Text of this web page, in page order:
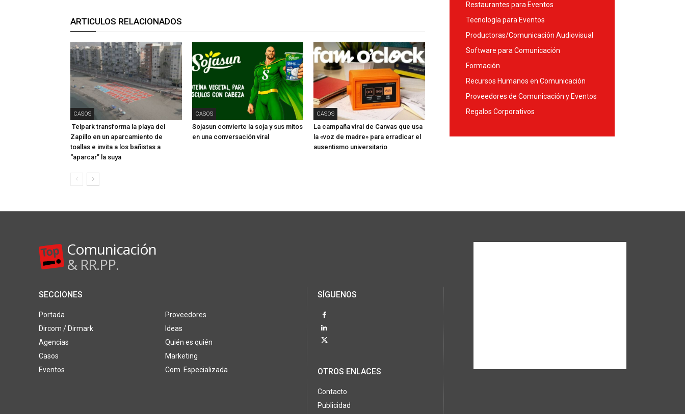
ARTICULOS RELACIONADOS
CASOS
Telpark transforma la playa del
Zapillo en un aparcamiento de
toallas e invita a los bañistas a
“aparcar” la suya
CASOS
Sojasun convierte la soja y sus mitos
en una conversación viral
CASOS
La campaña viral de Canvas que usa
la «voz de madre» para erradicar el
ausentismo universitario
Restaurantes para Eventos
Tecnología para Eventos
Productoras/Comunicación Audiovisual
Software para Comunicación
Formación
Recursos Humanos en Comunicación
Proveedores de Comunicación y Eventos
Regalos Corporativos
Comunicación
& RR.PP.
SECCIONES
Portada
Dircom / Dirmark
Agencias
Casos
Eventos
Proveedores
Ideas
Quién es quién
Marketing
Com. Especializada
SÍGUENOS
OTROS ENLACES
Contacto
Publicidad